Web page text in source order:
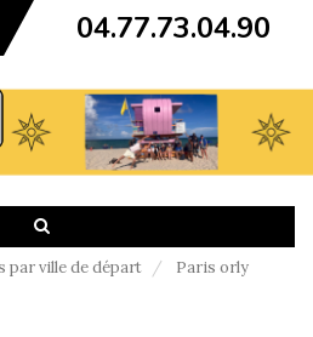
04.77.73.04.90
par ville de départ Paris orly